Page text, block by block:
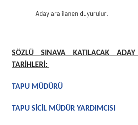
Adaylara ilanen duyurulur.
SÖZLÜ SINAVA KATILACAK
TARİHLERİ:
TAPU MÜDÜRÜ
TAPU SİCİL MÜDÜR YARDIMCISI